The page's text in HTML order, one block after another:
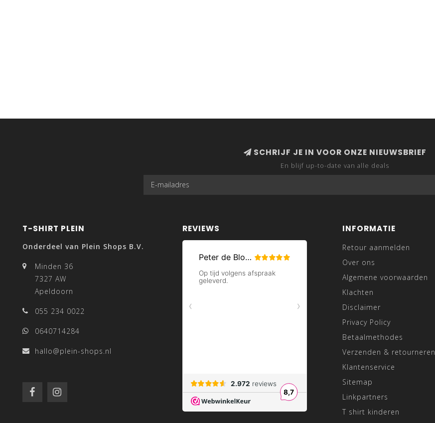
SCHRIJF JE IN VOOR ONZE NIEUWSBRIEF
En blijf up-to-date van alle deals
T-SHIRT PLEIN
Onderdeel van Plein Shops B.V.
Minden 36
7327 AW
Apeldoorn
055 234 0022
0640714284
hallo@plein-shops.nl
REVIEWS INFORMATIE
Retour aanmelden
Over ons
Algemene voorwaarden
Klachten
Disclaimer
Privacy Policy
Betaalmethodes
Verzenden & retourneren
Klantenservice
Sitemap
Linkpartners
T shirt kinderen